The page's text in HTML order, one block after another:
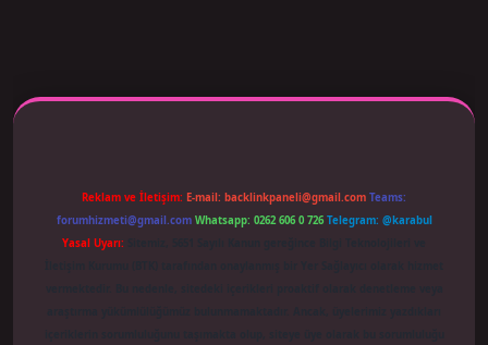
Reklam ve İletişim: E-mail: backlinkpaneli@gmail.com Teams:
forumhizmeti@gmail.com Whatsapp: 0262 606 0 726 Telegram: @karabul
Yasal Uyarı: